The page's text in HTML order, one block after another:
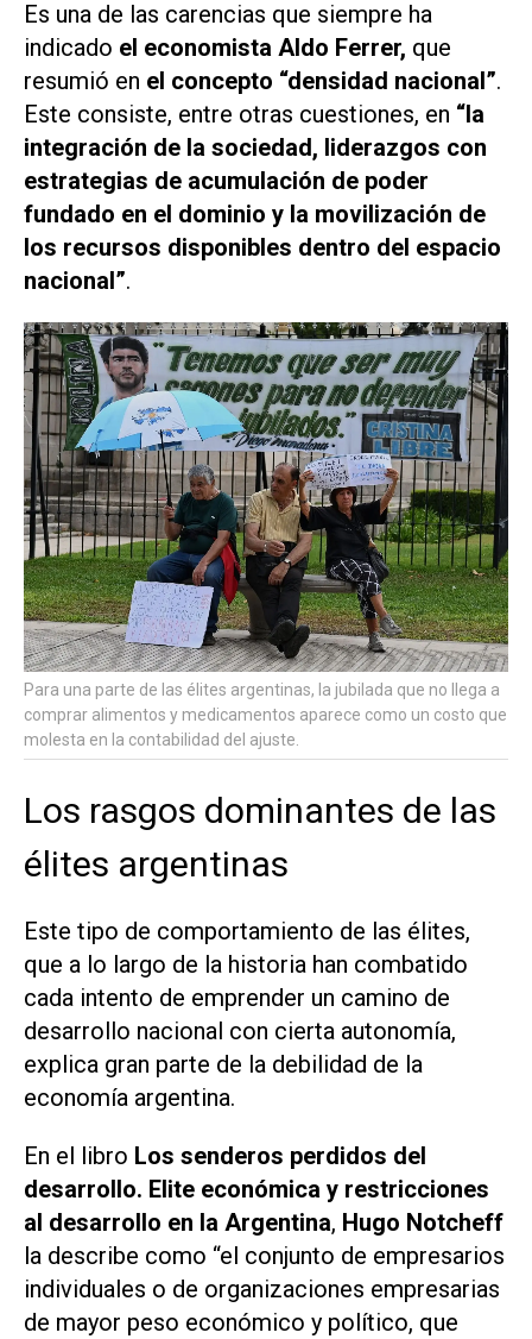
Es una de las carencias que siempre ha
indicado el economista Aldo Ferrer, que
resumió en el concepto “densidad nacional”.
Este consiste, entre otras cuestiones, en “la
integración de la sociedad, liderazgos con
estrategias de acumulación de poder
fundado en el dominio y la movilización de
los recursos disponibles dentro del espacio
nacional”.
Para una parte de las élites argentinas, la jubilada que no llega a
comprar alimentos y medicamentos aparece como un costo que
molesta en la contabilidad del ajuste.
Los rasgos dominantes de las
élites argentinas
Este tipo de comportamiento de las élites,
que a lo largo de la historia han combatido
cada intento de emprender un camino de
desarrollo nacional con cierta autonomía,
explica gran parte de la debilidad de la
economía argentina.
En el libro Los senderos perdidos del
desarrollo. Elite económica y restricciones
al desarrollo en la Argentina, Hugo Notcheff
la describe como “el conjunto de empresarios
individuales o de organizaciones empresarias
de mayor peso económico y político, que